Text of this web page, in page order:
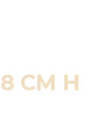
CM H